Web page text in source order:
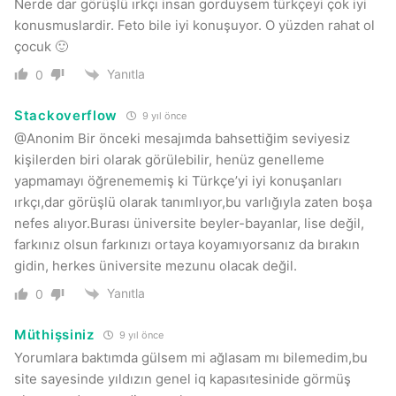
Nerde dar görüşlü ırkçı insan gorduysem türkçeyi çok iyi
konusmuslardir. Feto bile iyi konuşuyor. O yüzden rahat ol
çocuk 🙂
0 Yanıtla
Stackoverflow 9 yıl önce
@Anonim Bir önceki mesajımda bahsettiğim seviyesiz
kişilerden biri olarak görülebilir, henüz genelleme
yapmamayı öğrenememiş ki Türkçe’yi iyi konuşanları
ırkçı,dar görüşlü olarak tanımlıyor,bu varlığıyla zaten boşa
nefes alıyor.Burası üniversite beyler-bayanlar, lise değil,
farkınız olsun farkınızı ortaya koyamıyorsanız da bırakın
gidin, herkes üniversite mezunu olacak değil.
0 Yanıtla
Müthişsiniz 9 yıl önce
Yorumlara baktımda gülsem mi ağlasam mı bilemedim,bu
site sayesinde yıldızın genel iq kapasıtesinide görmüş